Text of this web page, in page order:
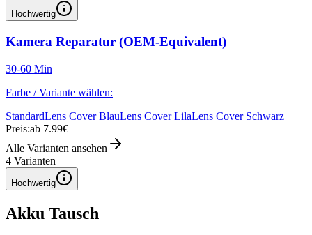
Hochwertig
Kamera Reparatur (OEM-Equivalent)
30-60 Min
Farbe / Variante wählen:
StandardLens Cover BlauLens Cover LilaLens Cover Schwarz
Preis:ab 7.99€
Alle Varianten ansehen
4 Varianten
Hochwertig
Akku Tausch